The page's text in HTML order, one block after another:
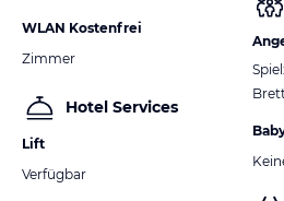
WLAN Kostenfrei
Zimmer
Hotel Services
Lift
Verfügbar